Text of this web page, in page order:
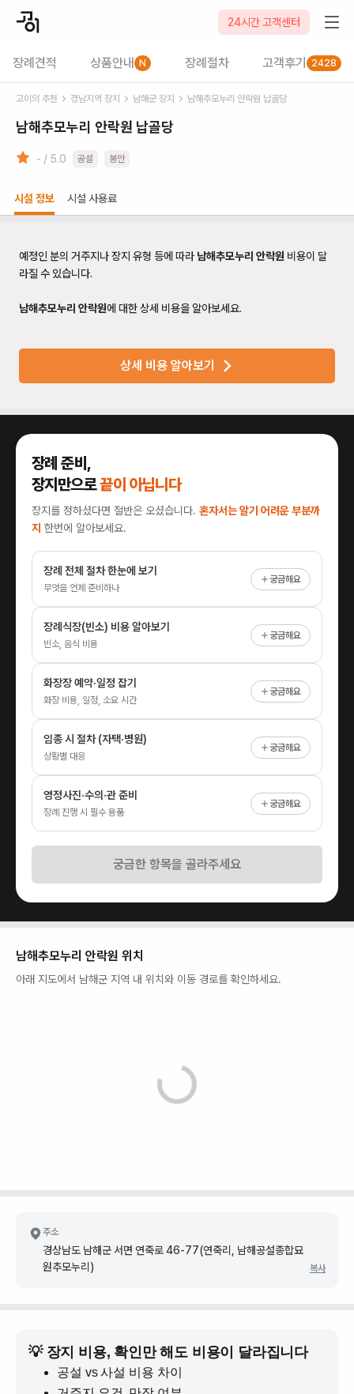
24시간 고객센터
장례견적 상품안내 N 장례절차 고객후기 2428
고이의 추천 경남지역 장지 남해군 장지 남해추모누리 안락원 납골당
남해추모누리 안락원 납골당
- / 5.0 공설 봉안
시설 정보 시설 사용료
예정인 분의 거주지나 장지 유형 등에 따라 남해추모누리 안락원 비용이 달
라질 수 있습니다.
남해추모누리 안락원에 대한 상세 비용을 알아보세요.
상세 비용 알아보기
장례 준비,
장지만으로끝이 아닙니다
장지를 정하셨다면 절반은 오셨습니다. 혼자서는 알기 어려운 부분까
지 한번에 알아보세요.
장례 전체 절차 한눈에 보기
무엇을 언제 준비하나
궁금해요
장례식장(빈소) 비용 알아보기
빈소, 음식 비용
궁금해요
화장장 예약·일정 잡기
화장 비용, 일정, 소요 시간
궁금해요
임종 시 절차 (자택·병원)
상황별 대응
궁금해요
영정사진·수의·관 준비
장례 진행 시 필수 용품
궁금해요
궁금한 항목을 골라주세요
남해추모누리 안락원 위치
아래 지도에서 남해군 지역 내 위치와 이동 경로를 확인하세요.
주소
경상남도 남해군 서면 연죽로 46-77(연죽리, 남해공설종합묘
원추모누리)
복사
💡 장지 비용, 확인만 해도 비용이 달라집니다
공설 vs 사설 비용 차이